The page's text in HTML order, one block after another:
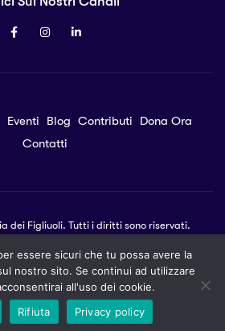
Eventi Blog Contributi
Dona Ora
Contatti
dei Figliuoli. Tutti i diritti sono riservati.
MUadv
Privacy Policy
essere sicuri che tu possa avere la
nostro sito. Se continui ad utilizzare
all'uso dei cookie.
Rifiuta Privacy policy